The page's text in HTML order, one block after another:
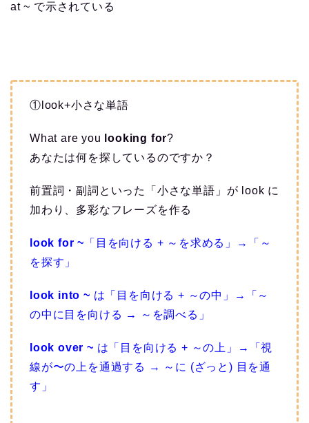
at ~ で示されている
①look+小さな単語
What are you looking for?
あなたは何を探しているのですか？
前置詞・副詞といった「小さな単語」が look に
加わり、多彩なフレーズを作る
look for ~ 「目を向ける + ～を求める」→「～
を探す」
look into ~ は「目を向ける + ～の中」→「～
の中に目を向ける → ～を調べる」
look over ~ は「目を向ける + ～の上」→「視
線が〜の上を通過する → ～に (ざっと) 目を通
す」